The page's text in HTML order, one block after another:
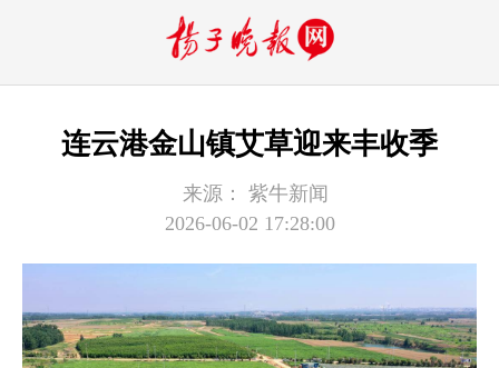
连云港金山镇艾草迎来丰收季
来源：
紫牛新闻
2026-06-02 17:28:00